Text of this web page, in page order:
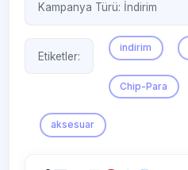
Kampanya Türü: İndirim
Etiketler:
indirim
Chip-Para
aksesuar